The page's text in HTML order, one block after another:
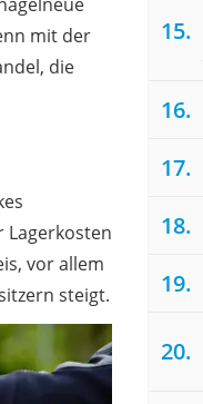
mit der
die
Lagerkosten
vor allem
steigt.